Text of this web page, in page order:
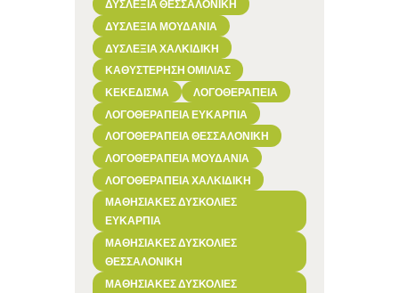
ΔΥΣΛΕΞΊΑ ΘΕΣΣΑΛΟΝΊΚΗ
ΔΥΣΛΕΞΊΑ ΜΟΥΔΑΝΙΆ
ΔΥΣΛΕΞΊΑ ΧΑΛΚΙΔΙΚΉ
ΚΑΘΥΣΤΈΡΗΣΗ ΟΜΙΛΊΑΣ
ΚΕΚΕΔΙΣΜΑ
ΛΟΓΟΘΕΡΑΠΕΊΑ
ΛΟΓΟΘΕΡΑΠΕΊΑ ΕΥΚΑΡΠΊΑ
ΛΟΓΟΘΕΡΑΠΕΊΑ ΘΕΣΣΑΛΟΝΊΚΗ
ΛΟΓΟΘΕΡΑΠΕΊΑ ΜΟΥΔΑΝΙΆ
ΛΟΓΟΘΕΡΑΠΕΊΑ ΧΑΛΚΙΔΙΚΉ
ΜΑΘΗΣΙΑΚΈΣ ΔΥΣΚΟΛΊΕΣ
ΕΥΚΑΡΠΊΑ
ΜΑΘΗΣΙΑΚΈΣ ΔΥΣΚΟΛΊΕΣ
ΘΕΣΣΑΛΟΝΊΚΗ
ΜΑΘΗΣΙΑΚΈΣ ΔΥΣΚΟΛΊΕΣ